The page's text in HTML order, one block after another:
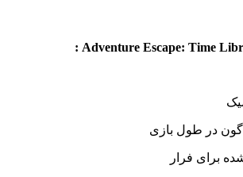
طول بازی
فرار